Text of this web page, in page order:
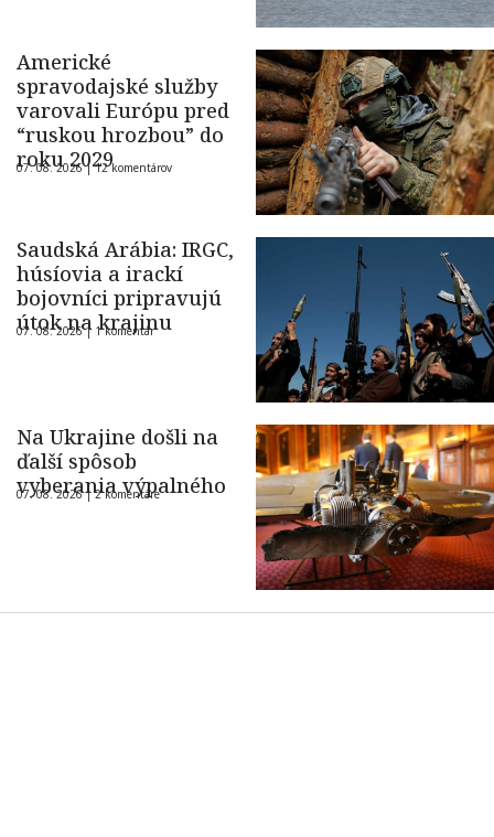
Americké
spravodajské služby
varovali Európu pred
“ruskou hrozbou” do
roku 2029
07. 08. 2026 |12 komentárov
Saudská Arábia: IRGC,
húsíovia a irackí
bojovníci pripravujú
útok na krajinu
07. 08. 2026 | 1 komentár
Na Ukrajine došli na
ďalší spôsob
vyberania výpalného
07. 08. 2026 |2 komentáre